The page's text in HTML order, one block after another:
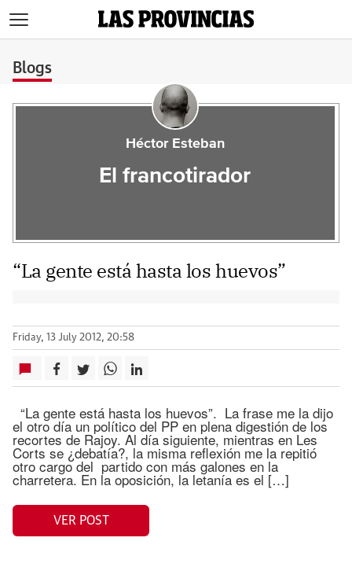
Blogs
Héctor Esteban
El francotirador
“La gente está hasta los huevos”
Friday, 13 July 2012, 20:58
“La gente está hasta los huevos”. La frase me la dijo
el otro día un político del PP en plena digestión de los
recortes de Rajoy. Al día siguiente, mientras en Les
Corts se ¿debatía?, la misma reflexión me la repitió
otro cargo del partido con más galones en la
charretera. En la oposición, la letanía es el […]
VER POST